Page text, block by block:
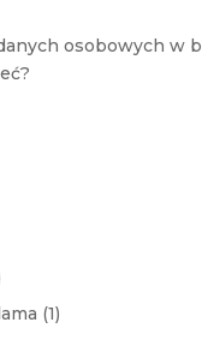
osobowych w
(1)